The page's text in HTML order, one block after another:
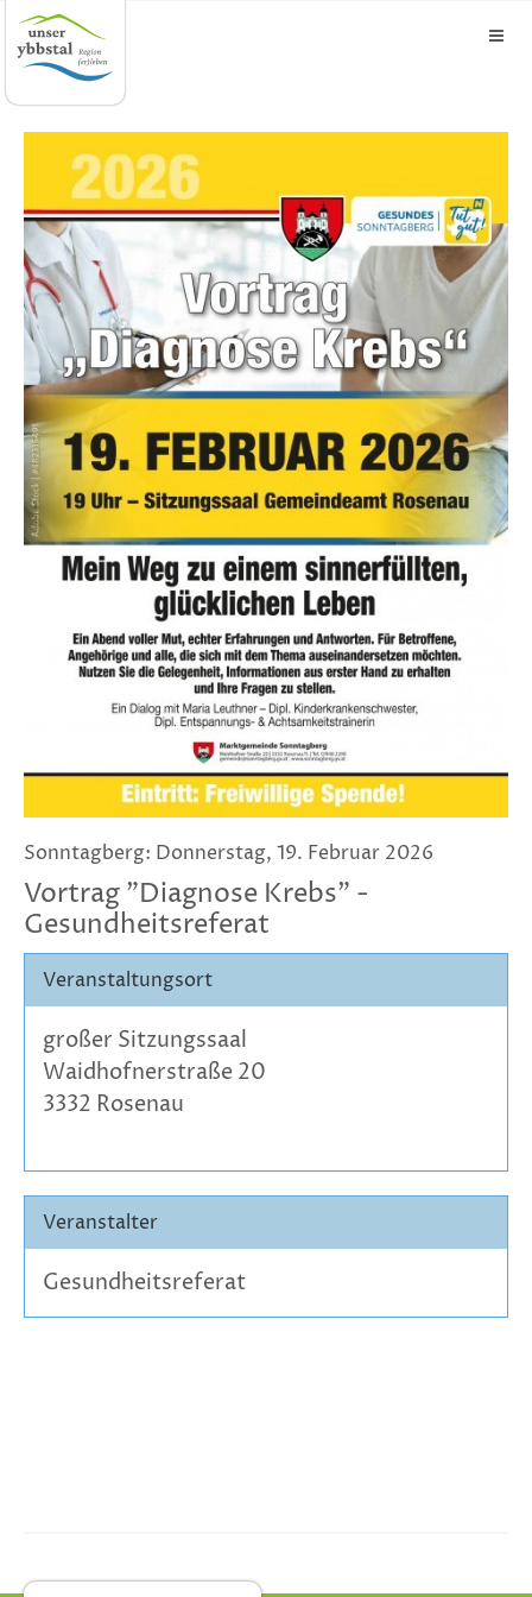
Sonntagberg: Donnerstag, 19. Februar 2026
Vortrag "Diagnose Krebs" -
Gesundheitsreferat
Veranstaltungsort
großer Sitzungssaal
Waidhofnerstraße 20
3332 Rosenau
Veranstalter
Gesundheitsreferat